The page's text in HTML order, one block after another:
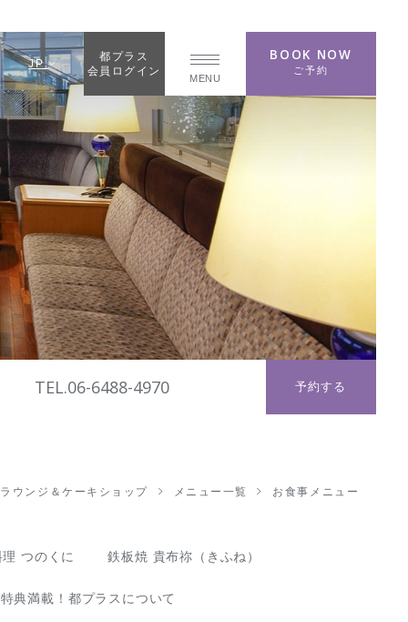
JP
都プラス
会員ログイン
MENU
BOOK NOW
ご予約
TEL.06-6488-4970 予約する
ウンジ＆ケーキショップ メニュー一覧 お食事メニュー
つのくに 鉄板焼 貴布祢（きふね）
典満載！都プラスについて